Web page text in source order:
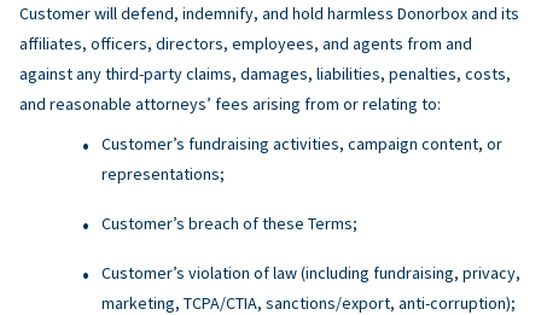
Customer will defend, indemnify, and hold harmless Donorbox and its
affiliates, officers, directors, employees, and agents from and
against any third-party claims, damages, liabilities, penalties, costs,
and reasonable attorneys’ fees arising from or relating to:
Customer’s fundraising activities, campaign content, or
representations;
Customer’s breach of these Terms;
Customer’s violation of law (including fundraising, privacy,
marketing, TCPA/CTIA, sanctions/export, anti-corruption);